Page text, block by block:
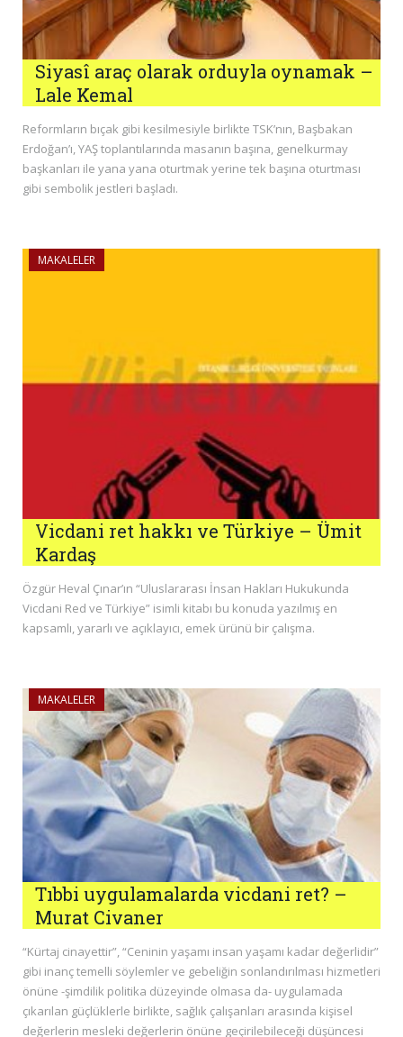
Siyasî araç olarak orduyla oynamak –
Lale Kemal
Reformların bıçak gibi kesilmesiyle birlikte TSK’nın, Başbakan
Erdoğan’ı, YAŞ toplantılarında masanın başına, genelkurmay
başkanları ile yana yana oturtmak yerine tek başına oturtması
gibi sembolik jestleri başladı.
MAKALELER
Vicdani ret hakkı ve Türkiye – Ümit
Kardaş
Özgür Heval Çınar’ın “Uluslararası İnsan Hakları Hukukunda
Vicdani Red ve Türkiye” isimli kitabı bu konuda yazılmış en
kapsamlı, yararlı ve açıklayıcı, emek ürünü bir çalışma.
MAKALELER
Tıbbi uygulamalarda vicdani ret? –
Murat Civaner
“Kürtaj cinayettir”, “Ceninin yaşamı insan yaşamı kadar değerlidir”
gibi inanç temelli söylemler ve gebeliğin sonlandırılması hizmetleri
önüne -şimdilik politika düzeyinde olmasa da- uygulamada
çıkarılan güçlüklerle birlikte, sağlık çalışanları arasında kişisel
değerlerin mesleki değerlerin önüne geçirilebileceği düşüncesi